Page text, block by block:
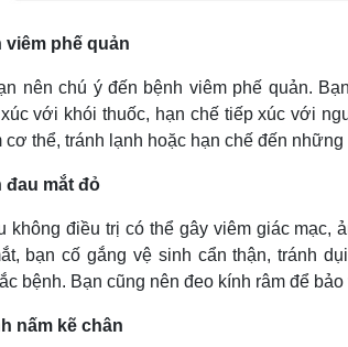
viêm phế quản
nên chú ý đến bệnh viêm phế quản.
với khói thuốc, hạn chế tiếp xúc với
cơ thể, tránh lạnh hoặc hạn chế đến
đau mắt đỏ
không điều trị có thể gây viêm giác mạc,
bạn cố gắng vệ sinh cẩn thận, tránh
bệnh. Bạn cũng nên đeo kính râm để bảo
nấm kẽ chân